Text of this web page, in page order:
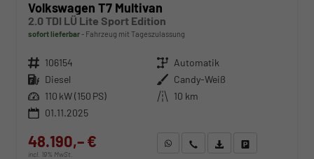
Volkswagen T7 Multivan
2.0 TDI LÜ Lite Sport Edition
sofort lieferbar Fahrzeug mit Tageszulassung
Fahrzeugnr. 106154 Getriebe Automatik
Kraftstoff Diesel Außenfarbe Candy-Weiß
Leistung 110 kW (150 PS) Kilometerstand 10 km
01.11.2025
48.190,– €
incl. 19% MwSt.
WhatsApp anfragen
Wir rufen Sie anFahrzeugexposé (PDF)